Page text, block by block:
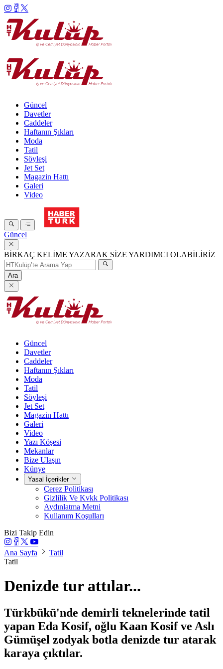
Güncel
Davetler
Caddeler
Haftanın Şıkları
Moda
Tatil
Söyleşi
Jet Set
Magazin Hattı
Galeri
Video
Güncel
BİRKAÇ KELİME YAZARAK SİZE YARDIMCI OLABİLİRİZ
Ara
Güncel
Davetler
Caddeler
Haftanın Şıkları
Moda
Tatil
Söyleşi
Jet Set
Magazin Hattı
Galeri
Video
Yazı Köşesi
Mekanlar
Bize Ulaşın
Künye
Yasal İçerikler
Çerez Politikası
Gizlilik Ve Kvkk Politikası
Aydınlatma Metni
Kullanım Koşulları
Bizi Takip Edin
Ana Sayfa
Tatil
Tatil
Denizde tur attılar...
Türkbükü'nde demirli teknelerinde tatil
yapan Eda Kosif, oğlu Kaan Kosif ve Aslı
Gümüşel zodyak botla denizde tur atarak
karaya çıktılar.